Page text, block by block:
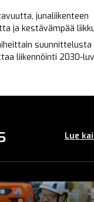
junaliikenteen
ja kestävämpää
liikennöinti 2030-
Lue